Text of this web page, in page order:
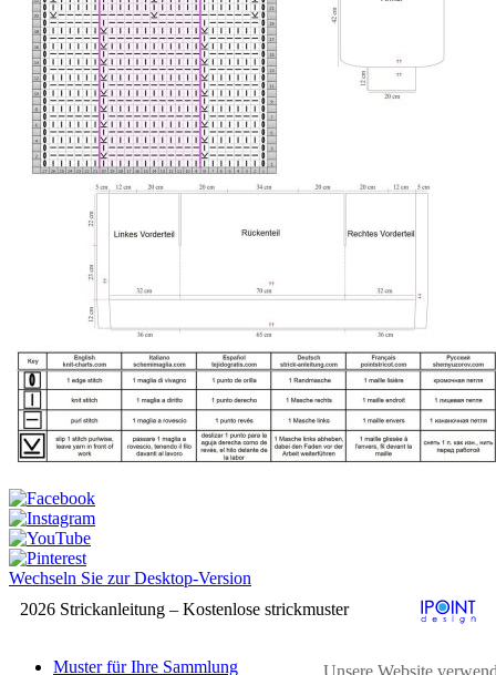
Wechseln Sie zur Desktop-Version
2026 Strickanleitung – Kostenlose strickmuster
Muster für Ihre Sammlung Unsere Website